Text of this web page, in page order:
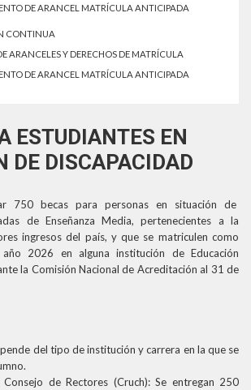
ESTUDIANTES EN
DE DISCAPACIDAD
750 becas para personas en situación de
de Enseñanza Media, pertenecientes a la
ingresos del país, y que se matriculen como
2026 en alguna institución de Educación
la Comisión Nacional de Acreditación al 31 de
del tipo de institución y carrera en la que se
Consejo de Rectores (Cruch): Se entregan 250
DE ARANCEL MATRÍCULA ANTICIPADA
CONTINUA
ARANCELES Y DERECHOS DE MATRÍCULA
DE ARANCEL MATRÍCULA ANTICIPADA